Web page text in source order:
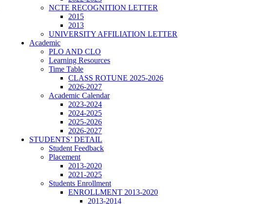
NCTE RECOGNITION LETTER
2015
2013
UNIVERSITY AFFILIATION LETTER
Academic
PLO AND CLO
Learning Resources
Time Table
CLASS ROTUNE 2025-2026
2026-2027
Academic Calendar
2023-2024
2024-2025
2025-2026
2026-2027
STUDENTS’ DETAIL
Student Feedback
Placement
2013-2020
2021-2025
Students Enrollment
ENROLLMENT 2013-2020
2013-2014